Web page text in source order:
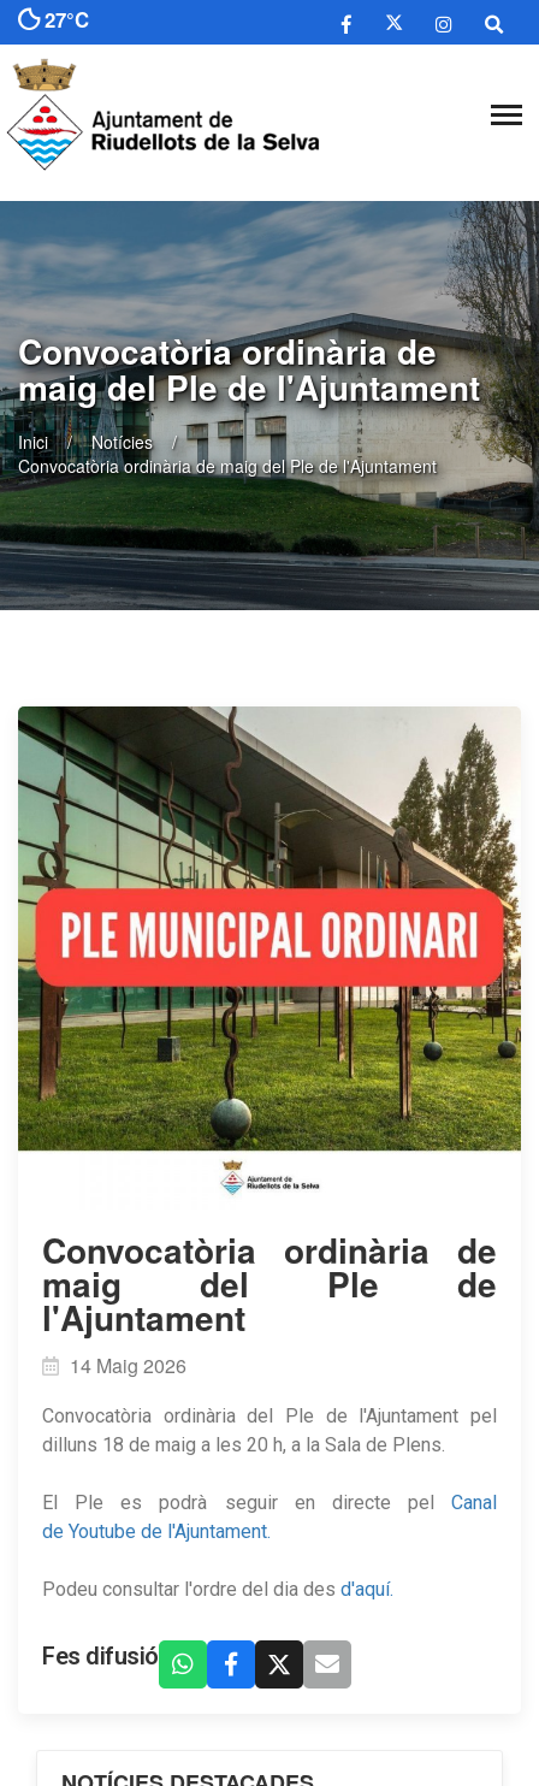
27°C
Convocatòria ordinària de
maig del Ple de l'Ajuntament
Inici
Notícies
Convocatòria ordinària de maig del Ple de l'Ajuntament
Convocatòria ordinària de
maig del Ple de
l'Ajuntament
14 Maig 2026
Convocatòria ordinària del Ple de l'Ajuntament pel
dilluns 18 de maig a les 20 h, a la Sala de Plens.
El Ple es podrà seguir en directe pel Canal
de Youtube de l'Ajuntament.
Podeu consultar l'ordre del dia des d'aquí.
Fes difusió